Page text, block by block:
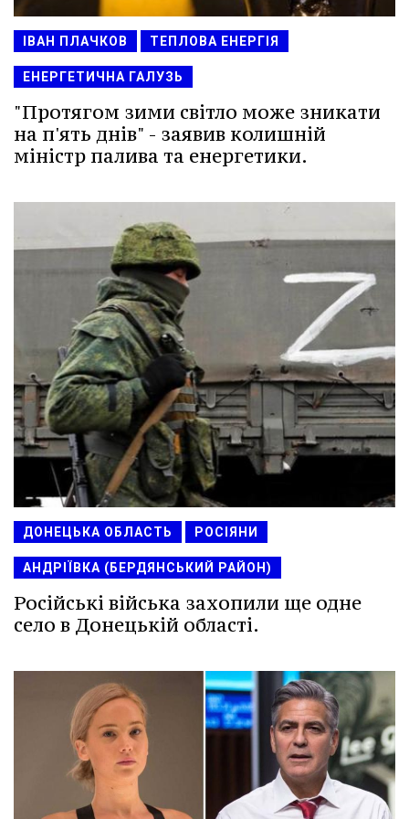
ІВАН ПЛАЧКОВ ТЕПЛОВА ЕНЕРГІЯ
ЕНЕРГЕТИЧНА ГАЛУЗЬ
"Протягом зими світло може зникати
на п'ять днів" - заявив колишній
міністр палива та енергетики.
ДОНЕЦЬКА ОБЛАСТЬ РОСІЯНИ
АНДРІЇВКА (БЕРДЯНСЬКИЙ РАЙОН)
Російські війська захопили ще одне
село в Донецькій області.